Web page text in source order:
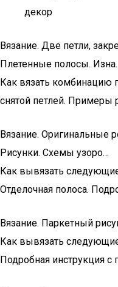
декор
Вязание. Две петли,
Плетенные полосы.
Как вязать комбинацию
снятой петлей. Примеры
Вязание. Оригинальные
Рисунки. Схемы узоро…
Как вывязать
Отделочная полоса.
Вязание. Паркетный
Как вывязать
Подробная инструкция с